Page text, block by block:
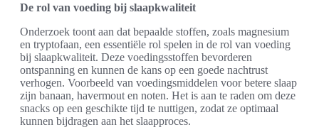
De rol van voeding bij slaapkwaliteit
Onderzoek toont aan dat bepaalde stoffen, zoals magnesium
en tryptofaan, een essentiële rol spelen in de rol van voeding
bij slaapkwaliteit. Deze voedingsstoffen bevorderen
ontspanning en kunnen de kans op een goede nachtrust
verhogen. Voorbeeld van voedingsmiddelen voor betere slaap
zijn banaan, havermout en noten. Het is aan te raden om deze
snacks op een geschikte tijd te nuttigen, zodat ze optimaal
kunnen bijdragen aan het slaapproces.